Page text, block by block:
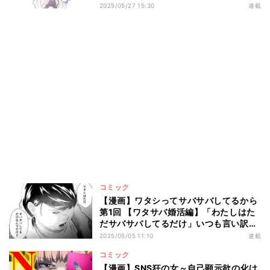
2025/05/27 15:30 連載
コミック
【漫画】ワタシってサバサバしてるから
第1回 【ワタサバ婚活編】「わたしはた
だサバサバしてるだけ」いつも言い訳、
そんなこと言われても…
2025/05/05 11:10 連載
コミック
【漫画】SNS狂の女～自己顕示欲の化け